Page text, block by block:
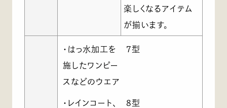
楽しくなるアイテム
が揃います。
・はっ水加工を
施したワンピー
スなどのウエア
7型
・レインコート、
8型